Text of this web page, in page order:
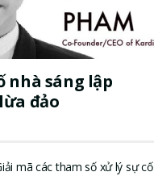
nhà sáng lập
đảo
mã các tham số xử lý sự cố